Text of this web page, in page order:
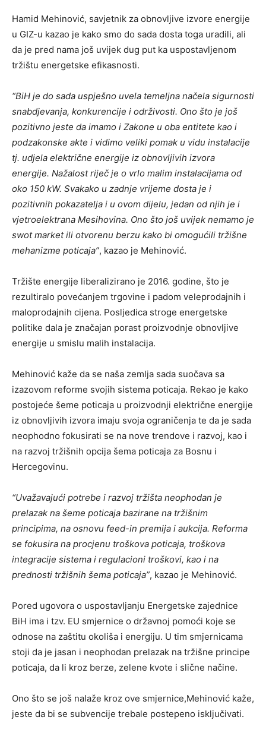
Hamid Mehinović, savjetnik za obnovljive izvore energije
u GIZ-u kazao je kako smo do sada dosta toga uradili, ali
da je pred nama još uvijek dug put ka uspostavljenom
tržištu energetske efikasnosti.
“BiH je do sada uspješno uvela temeljna načela sigurnosti
snabdjevanja, konkurencije i održivosti. Ono što je još
pozitivno jeste da imamo i Zakone u oba entitete kao i
podzakonske akte i vidimo veliki pomak u vidu instalacije
tj. udjela električne energije iz obnovljivih izvora
energije. Nažalost riječ je o vrlo malim instalacijama od
oko 150 kW. Svakako u zadnje vrijeme dosta je i
pozitivnih pokazatelja i u ovom dijelu, jedan od njih je i
vjetroelektrana Mesihovina. Ono što još uvijek nemamo je
swot market ili otvorenu berzu kako bi omogućili tržišne
mehanizme poticaja”, kazao je Mehinović.
Tržište energije liberalizirano je 2016. godine, što je
rezultiralo povećanjem trgovine i padom veleprodajnih i
maloprodajnih cijena. Posljedica stroge energetske
politike dala je značajan porast proizvodnje obnovljive
energije u smislu malih instalacija.
Mehinović kaže da se naša zemlja sada suočava sa
izazovom reforme svojih sistema poticaja. Rekao je kako
postojeće šeme poticaja u proizvodnji električne energije
iz obnovljivih izvora imaju svoja ograničenja te da je sada
neophodno fokusirati se na nove trendove i razvoj, kao i
na razvoj tržišnih opcija šema poticaja za Bosnu i
Hercegovinu.
“Uvažavajući potrebe i razvoj tržišta neophodan je
prelazak na šeme poticaja bazirane na tržišnim
principima, na osnovu feed-in premija i aukcija. Reforma
se fokusira na procjenu troškova poticaja, troškova
integracije sistema i regulacioni troškovi, kao i na
prednosti tržišnih šema poticaja”, kazao je Mehinović.
Pored ugovora o uspostavljanju Energetske zajednice
BiH ima i tzv. EU smjernice o državnoj pomoći koje se
odnose na zaštitu okoliša i energiju. U tim smjernicama
stoji da je jasan i neophodan prelazak na tržišne principe
poticaja, da li kroz berze, zelene kvote i slične načine.
Ono što se još nalaže kroz ove smjernice,Mehinović kaže,
jeste da bi se subvencije trebale postepeno isključivati.